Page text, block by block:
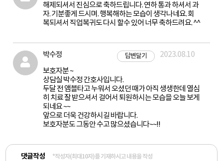
해제되셔서 진심으로 축하드립니다. 연하 통과 하셔서 과
자. 기분좋게 드시며. 행복해하는 모습이 생각나네요. 회
복되셔서 직업복귀도 다시 할수 있어 너무 축하드려요. ^^
박수정 2023.08.10
답변달기
보호자분 ~
상담실 박수정 간호사입니다.
두달 전 앰블타고 누워서 오셨던 때가 아직 생생한데 열심
히 치료 잘 받으셔서 걸어서 퇴원하시는 모습을 오늘 보게
되네요 ~~
앞으로 더욱 건강하시길 바랍니다.
보호자분도 그동안 수고 많으셨습니다~~!!
댓글작성 *작성자(최대10자)를 기재하시고 내용을 작성